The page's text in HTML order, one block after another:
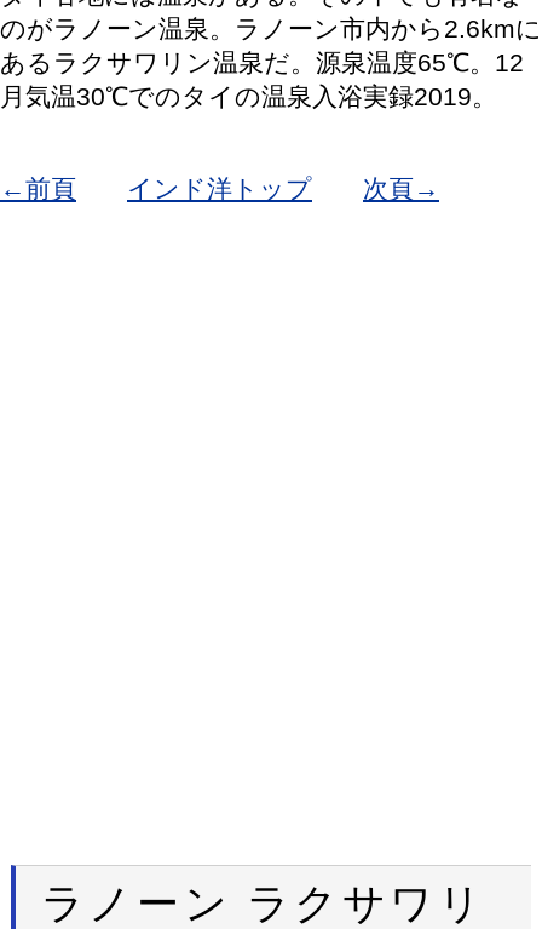
のがラノーン温泉。ラノーン市内から2.6kmに
あるラクサワリン温泉だ。源泉温度65℃。12
月気温30℃でのタイの温泉入浴実録2019。
←前頁 インド洋トップ 次頁→
ラノーン ラクサワリ